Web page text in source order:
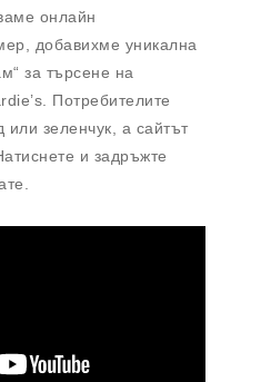
онлайн
добавихме уникална
за търсене на
Потребителите
или зеленчук, а сайтът
и задръжте